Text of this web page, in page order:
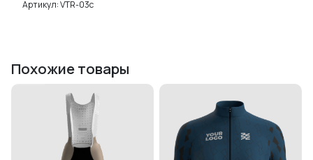
Артикул:VTR-03c
Похожие товары